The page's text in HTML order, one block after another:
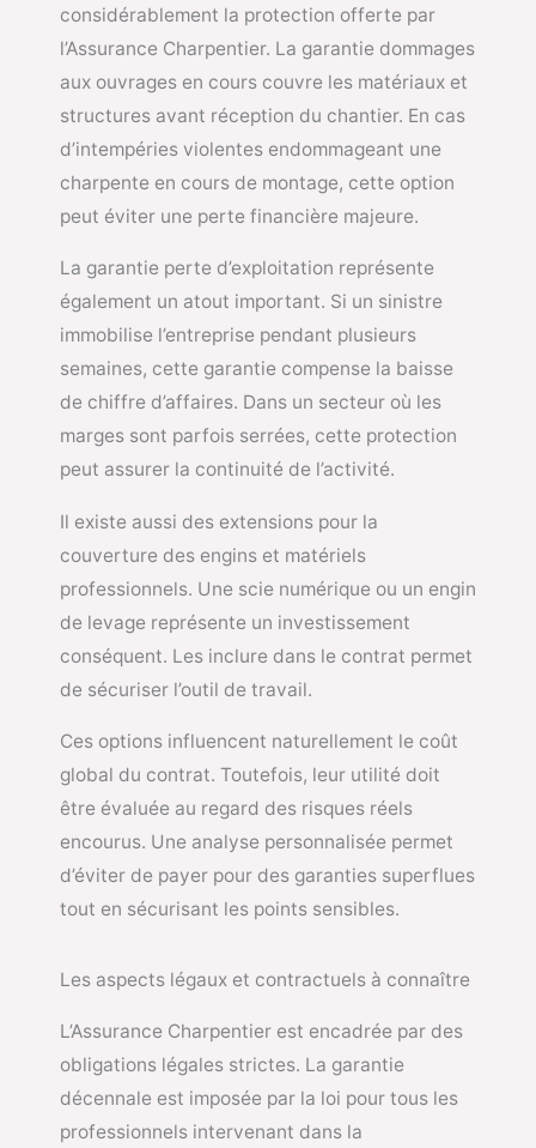
considérablement la protection offerte par
l’Assurance Charpentier. La garantie dommages
aux ouvrages en cours couvre les matériaux et
structures avant réception du chantier. En cas
d’intempéries violentes endommageant une
charpente en cours de montage, cette option
peut éviter une perte financière majeure.
La garantie perte d’exploitation représente
également un atout important. Si un sinistre
immobilise l’entreprise pendant plusieurs
semaines, cette garantie compense la baisse
de chiffre d’affaires. Dans un secteur où les
marges sont parfois serrées, cette protection
peut assurer la continuité de l’activité.
Il existe aussi des extensions pour la
couverture des engins et matériels
professionnels. Une scie numérique ou un engin
de levage représente un investissement
conséquent. Les inclure dans le contrat permet
de sécuriser l’outil de travail.
Ces options influencent naturellement le coût
global du contrat. Toutefois, leur utilité doit
être évaluée au regard des risques réels
encourus. Une analyse personnalisée permet
d’éviter de payer pour des garanties superflues
tout en sécurisant les points sensibles.
Les aspects légaux et contractuels à connaître
L’Assurance Charpentier est encadrée par des
obligations légales strictes. La garantie
décennale est imposée par la loi pour tous les
professionnels intervenant dans la